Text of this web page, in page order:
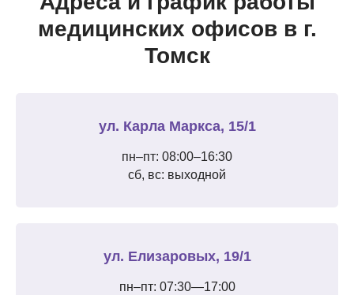
медицинских офисов в г.
Томск
ул. Карла Маркса, 15/1
пн–пт: 08:00–16:30
сб, вс: выходной
ул. Елизаровых, 19/1
пн–пт: 07:30—17:00